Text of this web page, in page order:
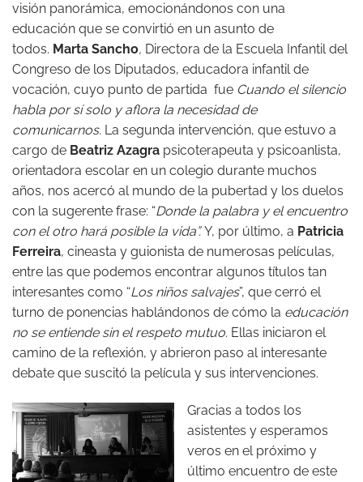
visión panorámica, emocionándonos con una
educación que se convirtió en un asunto de
todos. Marta Sancho, Directora de la Escuela Infantil del
Congreso de los Diputados, educadora infantil de
vocación, cuyo punto de partida fue Cuando el silencio
habla por sí solo y aflora la necesidad de
comunicarnos. La segunda intervención, que estuvo a
cargo de Beatriz Azagra psicoterapeuta y psicoanlista,
orientadora escolar en un colegio durante muchos
años, nos acercó al mundo de la pubertad y los duelos
con la sugerente frase: “Dondela palabra y el encuentro
con el otro hará posible la vida”.Y, por último, a Patricia
Ferreira, cineasta y guionista de numerosas películas,
entre las que podemos encontrar algunos títulos tan
interesantes como “Los niños salvajes”, que cerró el
turno de ponencias hablándonos de cómo la educación
no se entiende sin el respeto mutuo. Ellas iniciaron el
camino de la reflexión, y abrieron paso al interesante
debate que suscitó la película y sus intervenciones.
Gracias a todos los
asistentes y esperamos
veros en el próximo y
último encuentro de este